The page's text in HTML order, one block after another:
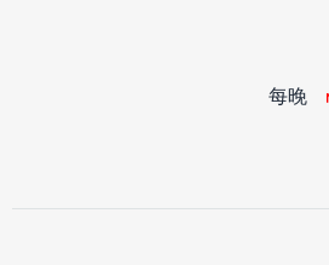
每晚